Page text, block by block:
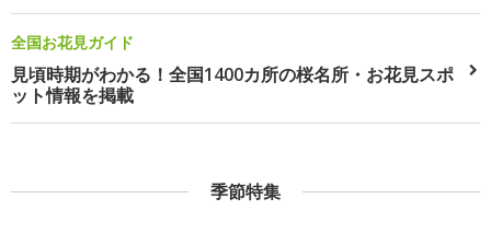
全国お花見ガイド
見頃時期がわかる！全国1400カ所の桜名所・お花見スポ
ット情報を掲載
季節特集